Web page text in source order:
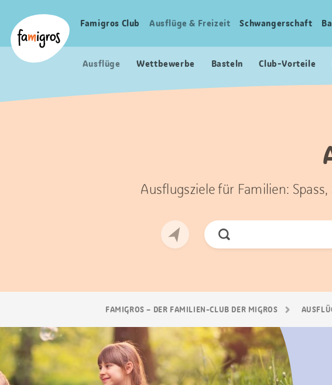
Navigation
Logo
Haupt
Famigros Club Ausflüge & Freizeit Schwangerschaft
Ausflüge Wettbewerbe Basteln Club-Vorteile
Ausflugsziele für Familien:
Jetzt
FAMIGROS – DER FAMILIEN-CLUB DER MIGROS